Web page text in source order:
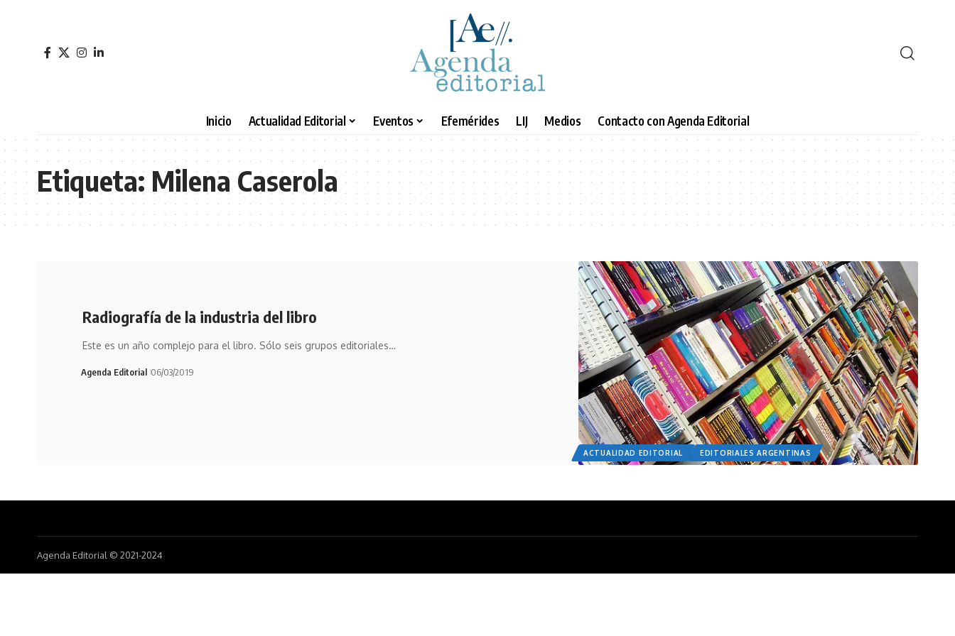
Inicio Actualidad Editorial Eventos Efemérides LIJ Medios Contacto con Agenda Editorial
Etiqueta: Milena Caserola
ACTUALIDAD EDITORIAL EDITORIALES ARGENTINAS
Radiografía de la industria del libro
Este es un año complejo para el libro. Sólo seis grupos editoriales…
Agenda Editorial 06/03/2019
Agenda Editorial © 2021-2024